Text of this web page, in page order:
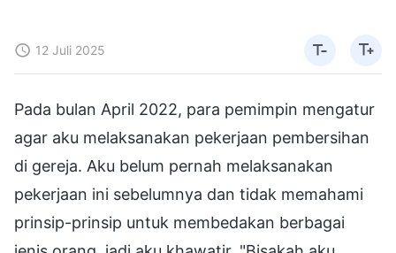
12 Juli 2025
Pada bulan April 2022, para pemimpin mengatur
agar aku melaksanakan pekerjaan pembersihan
di gereja. Aku belum pernah melaksanakan
pekerjaan ini sebelumnya dan tidak memahami
prinsip-prinsip untuk membedakan berbagai